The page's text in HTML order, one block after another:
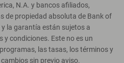
N.A. y bancos afiliados,
de propiedad absoluta de Bank of
la garantía están sujetos a
y condiciones. Este no es un
las tasas, los términos y
sin previo aviso.